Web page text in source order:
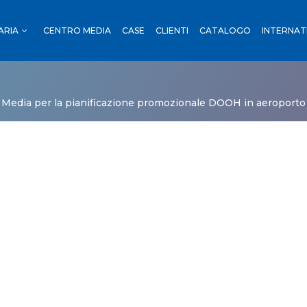
CENTRO MEDIA CASE CLIENTI CATALOGO
per la pianificazione promozionale DOOH in aeroporto